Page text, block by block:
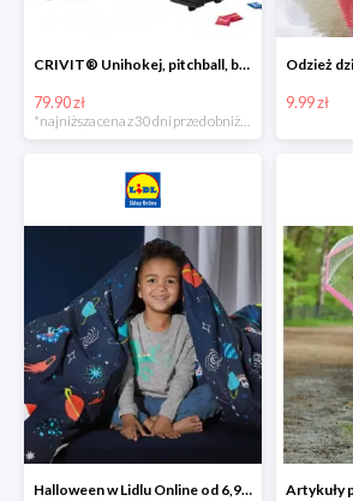
CRIVIT® Unihokej, pitchball, bean bag lub disc golf
79.90 zł 9.99 zł
Halloween w Lidlu Online od 6,99 zł